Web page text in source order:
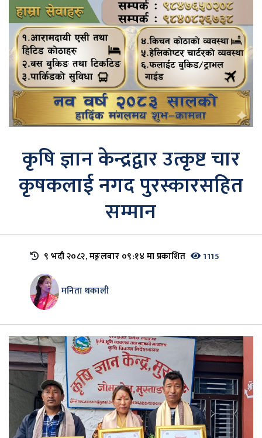
कृषि ज्ञान केन्द्रद्वार उत्कृष्ट चार
कृषकलाई नगद पुरस्कारसहित
सम्मान
९ भदौ २०८२, मङ्गलबार ०९:१४ मा प्रकाशित 1115
मनिता थकाली